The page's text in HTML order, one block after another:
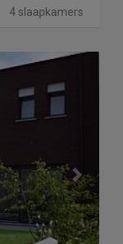
4 slaapkamers